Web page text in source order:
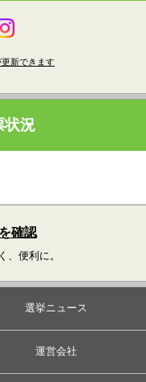
新できます
状況
確認
、便利に。
選挙ニュース
運営会社